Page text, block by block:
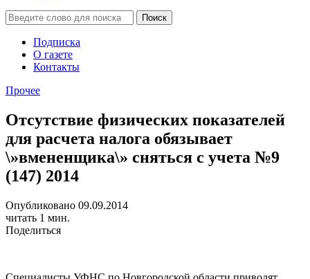
Подписка
О газете
Контакты
Прочее
Отсутствие физических показателей
для расчета налога обязывает
\»вмененщика\» сняться с учета №9
(147) 2014
Опубликовано 09.09.2014
читать 1 мин.
Поделиться